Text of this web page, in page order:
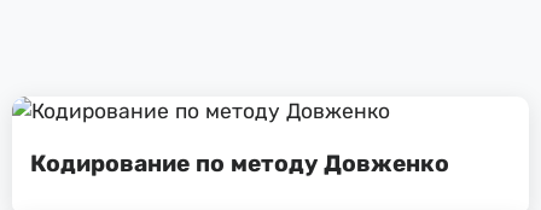
Кодирование по методу Довженко